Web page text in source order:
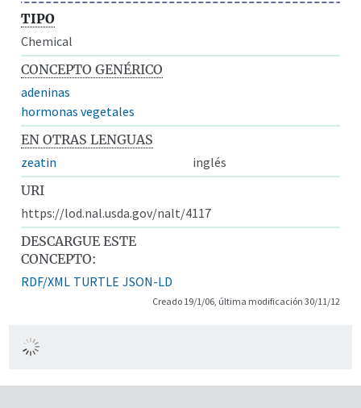
TIPO
Chemical
CONCEPTO GENÉRICO
adeninas
hormonas vegetales
EN OTRAS LENGUAS
zeatin
inglés
URI
https://lod.nal.usda.gov/nalt/4117
DESCARGUE ESTE
CONCEPTO:
RDF/XML TURTLE JSON-LD
Creado 19/1/06, última modificación 30/11/12